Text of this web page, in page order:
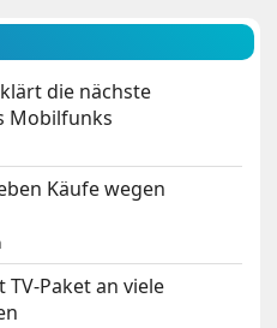
die nächste
Mobilfunks
Käufe wegen
TV-Paket an viele